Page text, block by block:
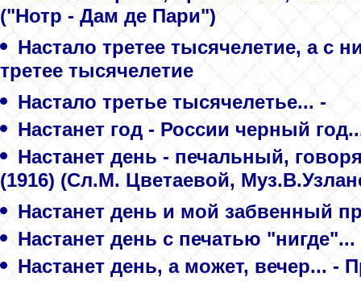
("Нотр - Дам де Пари")
Настало третее тысячелетие, а с
третее тысячелетие
Настало третье тысячелетье... -
Настанет год - России черный
Настанет день - печальный,
(1916) (Сл.М. Цветаевой,
Настанет день и мой забвенный
Настанет день с печатью
Настанет день, а может, вечер... -